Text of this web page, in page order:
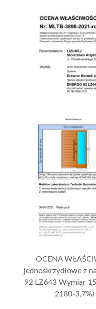
OCENA
jednoskrzydłowe z
92 LZ643 Wymiar
2180-